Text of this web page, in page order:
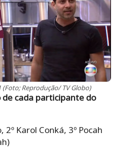
(Foto; Reprodução/ TV Globo)
cada participante do
2º Karol Conká, 3º Pocah